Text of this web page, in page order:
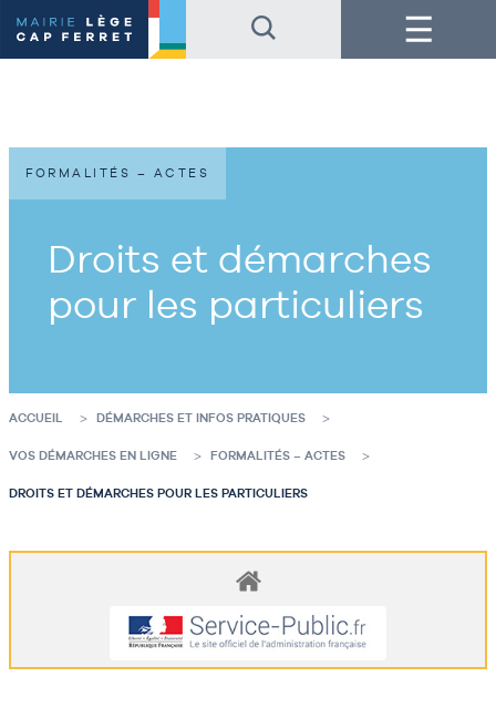
au
contenu
de
au
pied
de
Menu
Droits et démarches
pour les particuliers
FORMALITÉS – ACTES
ACCUEIL DÉMARCHES ET INFOS PRATIQUES
VOS DÉMARCHES EN LIGNE FORMALITÉS – ACTES
DROITS ET DÉMARCHES POUR LES PARTICULIERS